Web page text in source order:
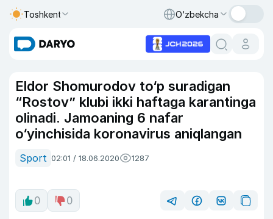
Toshkent O‘zbekcha
Eldor Shomurodov to‘p suradigan
“Rostov” klubi ikki haftaga karantinga
olinadi. Jamoaning 6 nafar
o‘yinchisida koronavirus aniqlangan
Sport 02:01 / 18.06.2020 1287
0 0